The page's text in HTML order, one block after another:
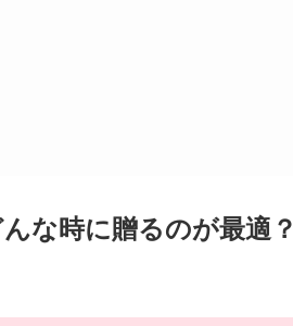
な時に贈るのが最適？